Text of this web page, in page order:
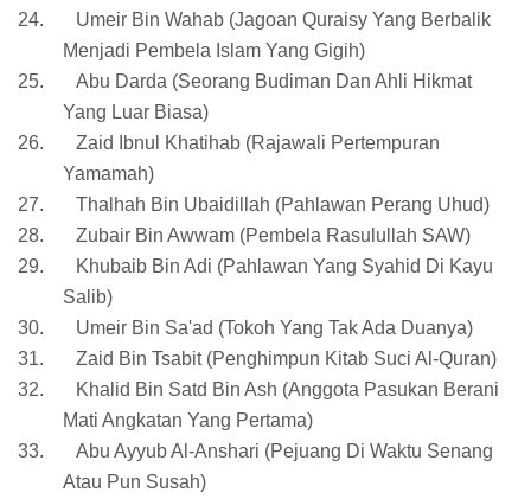
24.
Umeir Bin Wahab (Jagoan Quraisy Yang Berbalik
Menjadi Pembela Islam Yang Gigih)
25.
Abu Darda (Seorang Budiman Dan Ahli Hikmat
Yang Luar Biasa)
26.
Zaid Ibnul Khatihab (Rajawali Pertempuran
Yamamah)
27.
Thalhah Bin Ubaidillah (Pahlawan Perang Uhud)
28.
Zubair Bin Awwam (Pembela Rasulullah SAW)
29.
Khubaib Bin Adi (Pahlawan Yang Syahid Di Kayu
Salib)
30.
Umeir Bin Sa'ad (Tokoh Yang Tak Ada Duanya)
31.
Zaid Bin Tsabit (Penghimpun Kitab Suci Al-Quran)
32.
Khalid Bin Satd Bin Ash (Anggota Pasukan Berani
Mati Angkatan Yang Pertama)
33.
Abu Ayyub Al-Anshari (Pejuang Di Waktu Senang
Atau Pun Susah)